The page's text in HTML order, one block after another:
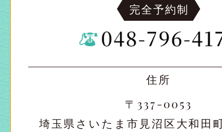
完全予約制
住所
〒337-0053
埼玉県さいたま市見沼区大和田